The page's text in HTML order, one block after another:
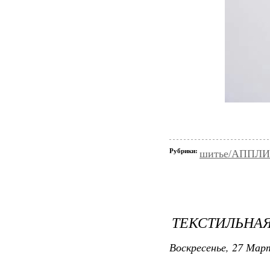
Рубрики: шитье/
Воскресенье, 27